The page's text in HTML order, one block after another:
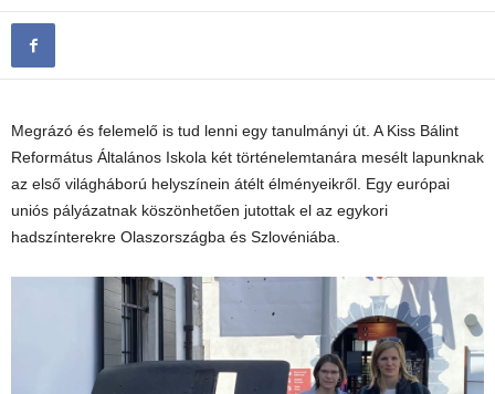
Megrázó és felemelő is tud lenni egy tanulmányi út. A Kiss Bálint
Református Általános Iskola két történelemtanára mesélt lapunknak
az első világháború helyszínein átélt élményeikről. Egy európai
uniós pályázatnak köszönhetően jutottak el az egykori
hadszínterekre Olaszországba és Szlovéniába.